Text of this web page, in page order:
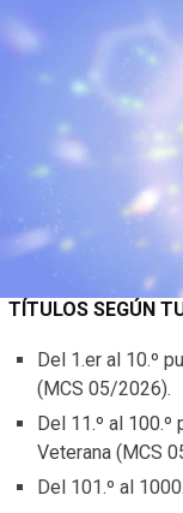
TÍTULOS SEGÚN
Del 1.er al 10.º
(MCS 05/2026).
Del 11.º al
Veterana (MCS
Del 101.º al